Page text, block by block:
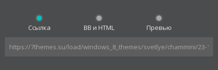
Ссылка BB и HTML Превью